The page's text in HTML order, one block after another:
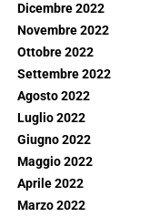
Dicembre 2022
Novembre 2022
Ottobre 2022
Settembre 2022
Agosto 2022
Luglio 2022
Giugno 2022
Maggio 2022
Aprile 2022
Marzo 2022